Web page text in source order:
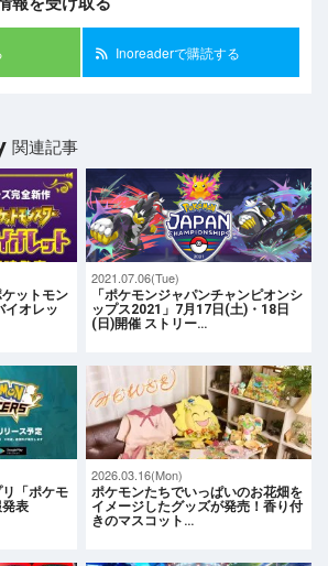
Inoreaderで購読する
関連記事
ットモン
イオレッ
2021.07.06(Tue)
「ポケモンジャパンチャンピオンシ
ップス2021」7月17日(土)・18日
(日)開催 ストリー…
「ポケモ
表
2026.03.16(Mon)
ポケモンたちでいっぱいのお花畑を
イメージしたグッズが発売！香り付
きのマスコット…